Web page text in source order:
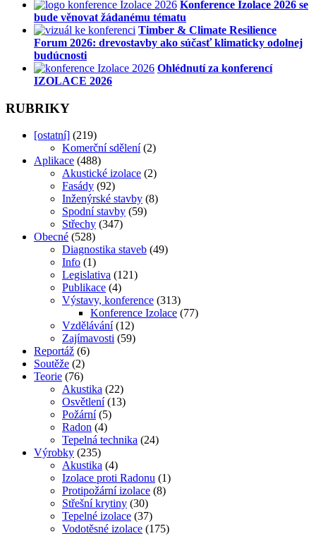
Konference Izolace 2026 se
bude věnovat žádanému tématu
Timber & Climate Resilience
Forum 2026: drevostavby ako súčasť klimaticky odolnej
budúcnosti
Ohlédnutí za konferencí
IZOLACE 2026
RUBRIKY
[ostatní] (219)
Komerční sdělení (2)
Aplikace (488)
Akustické izolace (2)
Fasády (92)
Inženýrské stavby (8)
Spodní stavby (59)
Střechy (347)
Obecné (528)
Diagnostika staveb (49)
Info (1)
Legislativa (121)
Publikace (4)
Výstavy, konference (313)
Konference Izolace (77)
Vzdělávání (12)
Zajímavosti (59)
Reportáž (6)
Soutěže (2)
Teorie (76)
Akustika (22)
Osvětlení (13)
Požární (5)
Radon (4)
Tepelná technika (24)
Výrobky (235)
Akustika (4)
Izolace proti Radonu (1)
Protipožární izolace (8)
Střešní krytiny (30)
Tepelné izolace (37)
Vodotěsné izolace (175)